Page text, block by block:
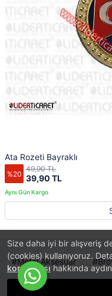
Size daha iyi bir alışveriş
(cookies) kullanıyoruz.
korunmasıhakkında
Ata Rozeti Bayraklı
%20 39,90 TL
49,90 TL
Metal Aksesuar